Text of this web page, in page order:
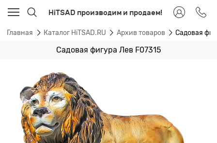
HiTSAD производим и продаем!
Главная Каталог HiTSAD.RU Архив товаров Садовая
Садовая фигура Лев F07315